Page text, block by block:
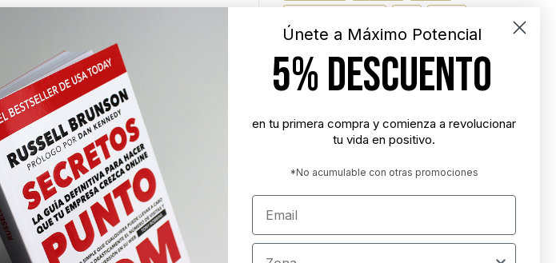
"Nunca es demasiado tarde para ser la
persona que podrías haber sido"
"Tener éxito es lograr lo que quieres.
"Es más importante elegir el destino
correcto que la velocidad con la que
Únete a Máximo Potencial
5% DESCUENTO
en tu primera compra y comienza a revolucionar
tu vida en positivo.
*No acumulable con otras promociones
Email
Zona